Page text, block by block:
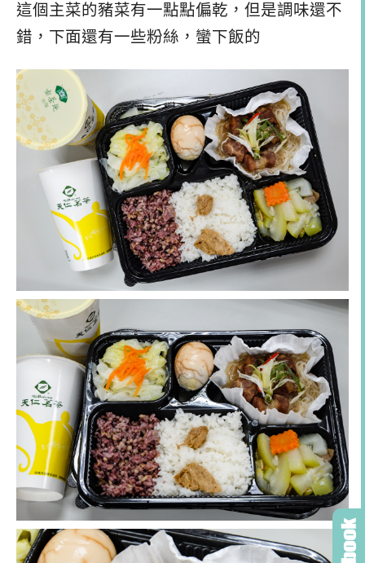
這個主菜的豬菜有一點點偏乾，但是調味還不
錯，下面還有一些粉絲，蠻下飯的